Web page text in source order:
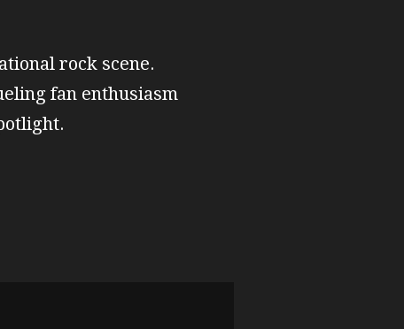
rock scene.
fan enthusiasm